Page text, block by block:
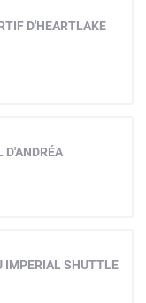
D'HEARTLAKE
D'ANDRÉA
IMPERIAL SHUTTLE